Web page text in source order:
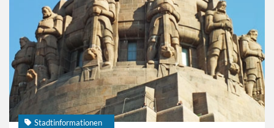
Stadtinformationen